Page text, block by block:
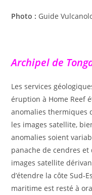
Photo : Guide
Archipel de
Les services
éruption à Home Reef
anomalies thermiques
les images satellite,
anomalies soient
panache de cendres
images satellite
d’étendre la côte Sud-
maritime est resté à